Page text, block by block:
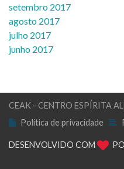
setembro 2017
agosto 2017
julho 2017
junho 2017
CEAK - CENTRO ESPÍRITA
Política de privacidade
DESENVOLVIDO COM